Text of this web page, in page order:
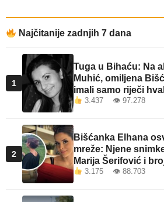
Najčitanije zadnjih 7 dana
1
Tuga u Bihaću: Na
Muhić, omiljena
imali samo riječi
3.437 👁 97.278
2
Bišćanka Elhana
mreže: Njene
Marija Šerifović i
3.175 👁 88.703